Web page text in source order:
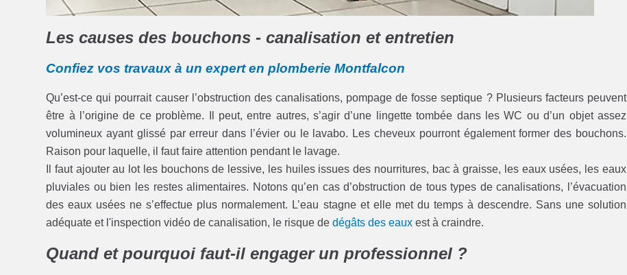
Les causes des bouchons - canalisation et entretien
Confiez vos travaux à un expert en plomberie Montfalcon
Qu’est-ce qui pourrait causer l’obstruction des canalisations, pompage de fosse septique ? Plusieurs facteurs peuvent
être à l’origine de ce problème. Il peut, entre autres, s’agir d’une lingette tombée dans les WC ou d’un objet assez
volumineux ayant glissé par erreur dans l’évier ou le lavabo. Les cheveux pourront également former des bouchons.
Raison pour laquelle, il faut faire attention pendant le lavage.
Il faut ajouter au lot les bouchons de lessive, les huiles issues des nourritures, bac à graisse, les eaux usées, les eaux
pluviales ou bien les restes alimentaires. Notons qu’en cas d’obstruction de tous types de canalisations, l’évacuation
des eaux usées ne s’effectue plus normalement. L’eau stagne et elle met du temps à descendre. Sans une solution
adéquate et l'inspection vidéo de canalisation, le risque dedégâts des eaux est à craindre.
Quand et pourquoi faut-il engager un professionnel ?